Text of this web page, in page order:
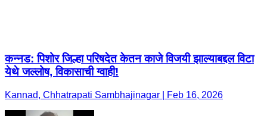
कन्नड: पिशोर जिल्हा परिषदेत केतन काजे विजयी झाल्याबद्दल विटा
येथे जल्लोष, विकासाची ग्वाही!
Kannad, Chhatrapati Sambhajinagar | Feb 16, 2026